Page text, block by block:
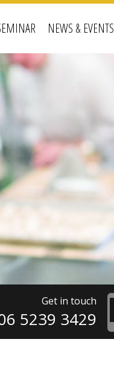
NEWS & EVENTS
Get in touch
5239 3429